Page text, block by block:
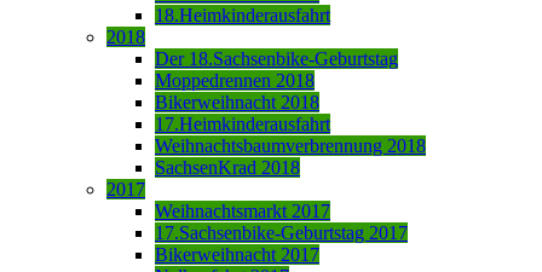
18.Heimkinderausfahrt
2018
Der 18.Sachsenbike-Geburtstag
Moppedrennen 2018
Bikerweihnacht 2018
17.Heimkinderausfahrt
Weihnachtsbaumverbrennung 2018
SachsenKrad 2018
2017
Weihnachtsmarkt 2017
17.Sachsenbike-Geburtstag 2017
Bikerweihnacht 2017